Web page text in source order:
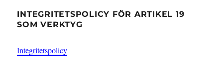
INTEGRITETSPOLICY FÖR ARTIKEL 19
SOM VERKTYG
Integritetspolicy